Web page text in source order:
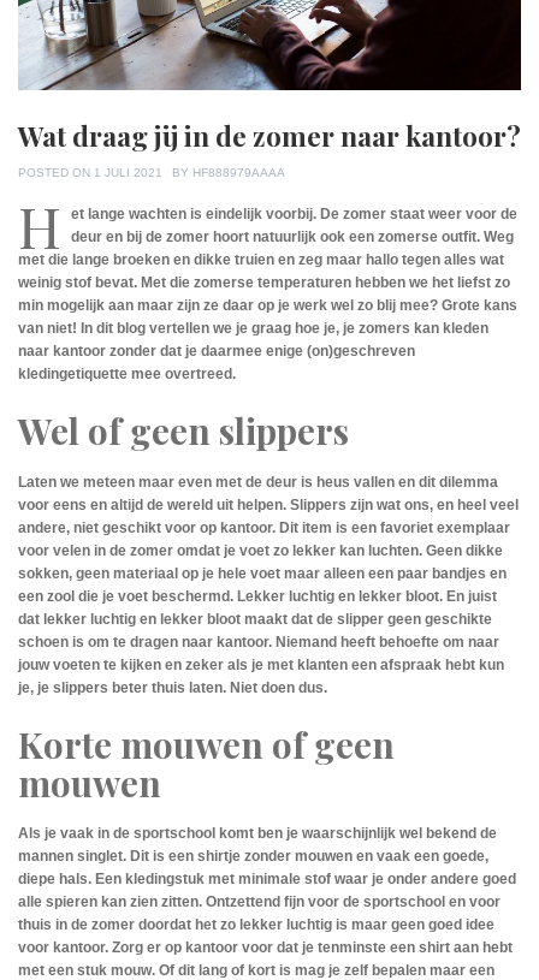
Wat draag jij in de zomer naar kantoor?
POSTED ON 1 JULI 2021 BY HF888979AAAA
H
et lange wachten is eindelijk voorbij. De zomer staat weer voor de
deur en bij de zomer hoort natuurlijk ook een zomerse outfit. Weg
met die lange broeken en dikke truien en zeg maar hallo tegen alles wat
weinig stof bevat. Met die zomerse temperaturen hebben we het liefst zo
min mogelijk aan maar zijn ze daar op je werk wel zo blij mee? Grote kans
van niet! In dit blog vertellen we je graag hoe je, je zomers kan kleden
naar kantoor zonder dat je daarmee enige (on)geschreven
kledingetiquette mee overtreed.
Wel of geen slippers
Laten we meteen maar even met de deur is heus vallen en dit dilemma
voor eens en altijd de wereld uit helpen. Slippers zijn wat ons, en heel veel
andere, niet geschikt voor op kantoor. Dit item is een favoriet exemplaar
voor velen in de zomer omdat je voet zo lekker kan luchten. Geen dikke
sokken, geen materiaal op je hele voet maar alleen een paar bandjes en
een zool die je voet beschermd. Lekker luchtig en lekker bloot. En juist
dat lekker luchtig en lekker bloot maakt dat de slipper geen geschikte
schoen is om te dragen naar kantoor. Niemand heeft behoefte om naar
jouw voeten te kijken en zeker als je met klanten een afspraak hebt kun
je, je slippers beter thuis laten. Niet doen dus.
Korte mouwen of geen
mouwen
Als je vaak in de sportschool komt ben je waarschijnlijk wel bekend de
mannen singlet. Dit is een shirtje zonder mouwen en vaak een goede,
diepe hals. Een kledingstuk met minimale stof waar je onder andere goed
alle spieren kan zien zitten. Ontzettend fijn voor de sportschool en voor
thuis in de zomer doordat het zo lekker luchtig is maar geen goed idee
voor kantoor. Zorg er op kantoor voor dat je tenminste een shirt aan hebt
met een stuk mouw. Of dit lang of kort is mag je zelf bepalen maar een